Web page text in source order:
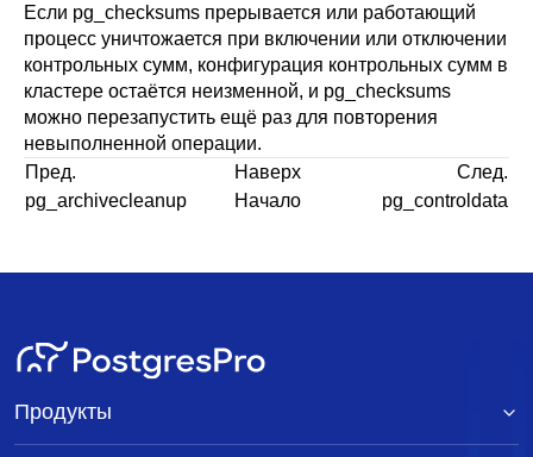
Если pg_checksums прерывается или работающий
процесс уничтожается при включении или отключении
контрольных сумм, конфигурация контрольных сумм в
кластере остаётся неизменной, и pg_checksums
можно перезапустить ещё раз для повторения
невыполненной операции.
Пред.
Наверх
След.
pg_archivecleanup
Начало pg_controldata
Продукты